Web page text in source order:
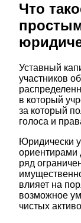
Что
Уставный
участников
в который
за который
голоса и
Юридически
ориентирами
ряд
влияет на
возможное
чистых